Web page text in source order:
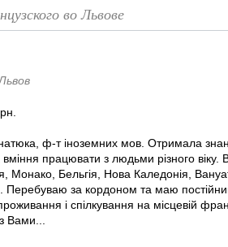
во Львове
ф-т іноземних мов. Отримала
вміння працювати з людьми різного віку.
Монако, Бельгія, Нова Каледонія,
за кордоном та маю
і спілкування на місцевій
Вами...